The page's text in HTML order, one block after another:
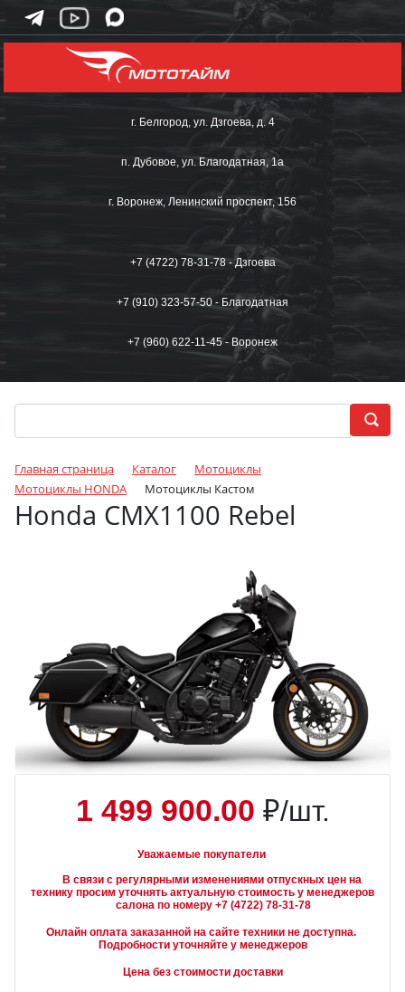
г. Белгород, ул. Дзгоева, д. 4
п. Дубовое, ул. Благодатная, 1а
г. Воронеж, Ленинский проспект, 156
+7 (4722) 78-31-78 - Дзгоева
+7 (910) 323-57-50 - Благодатная
+7 (960) 622-11-45 - Воронеж
Главная страница Каталог
Мотоциклы
Мотоциклы HONDA
Мотоциклы Кастом
Honda CMX1100 Rebel
1 499 900.00 ₽/шт.
Уважаемые покупатели
технику просим уточнять актуальную стоимость у менеджеров
Онлайн оплата заказанной на сайте техники не доступна.
Подробности уточняйте у менеджеров
Цена без стоимости доставки